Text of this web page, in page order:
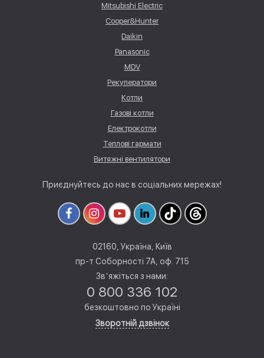
Mitsubishi Electric
Cooper&Hunter
Daikin
Panasonic
MDV
Рекуператори
Котли
Газові котли
Електрокотли
Теплові гармати
Витяжні вентилятори
Приєднуйтесь до нас в соціальних мережах!
02160, Україна, Київ
пр-т Соборності 7А, оф. 715
Звʼяжіться з нами:
0 800 336 102
безкоштовно по Україні
Зворотній дзвінок